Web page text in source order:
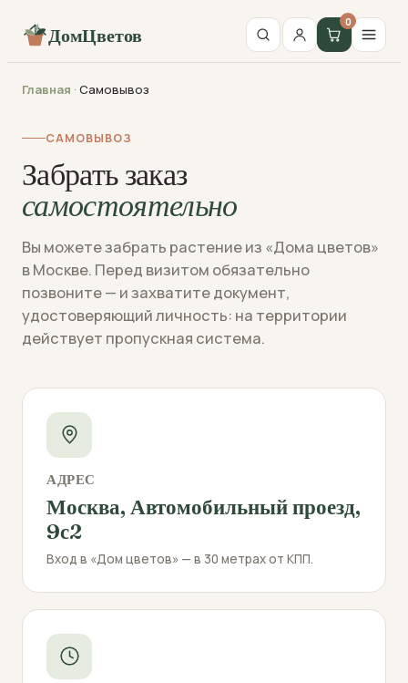
ДомЦветов
0
Главная · Самовывоз
САМОВЫВОЗ
Забрать заказ
самостоятельно
Вы можете забрать растение из «Дома цветов»
в Москве. Перед визитом обязательно
позвоните — и захватите документ,
удостоверяющий личность: на территории
действует пропускная система.
АДРЕС
Москва, Автомобильный проезд,
9с2
Вход в «Дом цветов» — в 30 метрах от КПП.